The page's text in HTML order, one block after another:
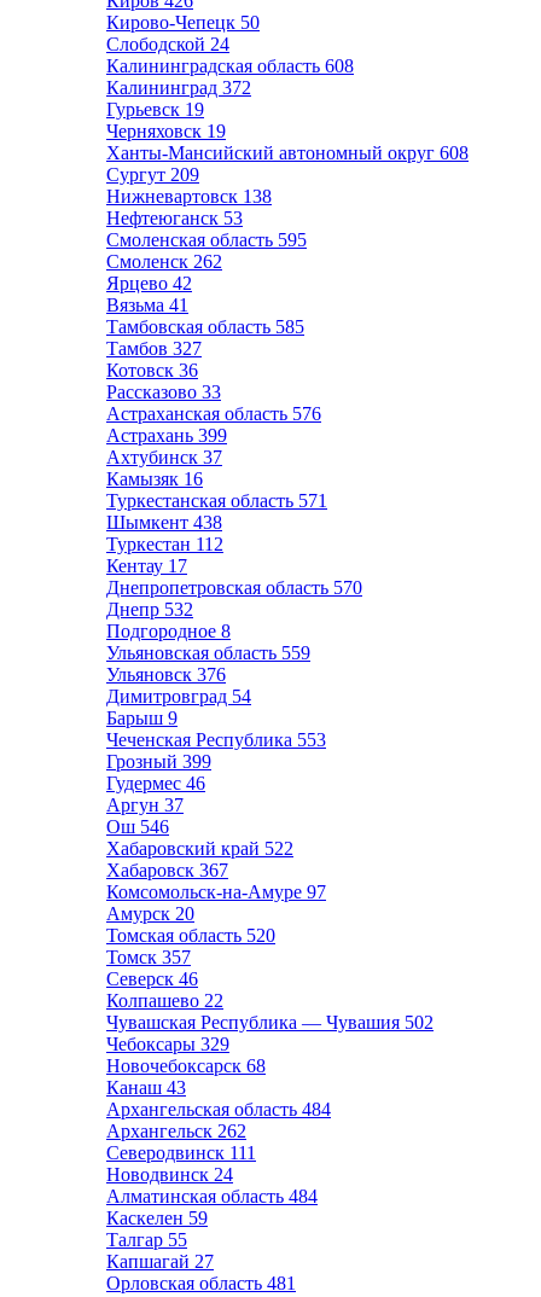
Кирово-Чепецк 50
Слободской 24
Калининградская область 608
Калининград 372
Гурьевск 19
Черняховск 19
Ханты-Мансийский автономный округ 608
Сургут 209
Нижневартовск 138
Нефтеюганск 53
Смоленская область 595
Смоленск 262
Ярцево 42
Вязьма 41
Тамбовская область 585
Тамбов 327
Котовск 36
Рассказово 33
Астраханская область 576
Астрахань 399
Ахтубинск 37
Камызяк 16
Туркестанская область 571
Шымкент 438
Туркестан 112
Кентау 17
Днепропетровская область 570
Днепр 532
Подгородное 8
Ульяновская область 559
Ульяновск 376
Димитровград 54
Барыш 9
Чеченская Республика 553
Грозный 399
Гудермес 46
Аргун 37
Ош 546
Хабаровский край 522
Хабаровск 367
Комсомольск-на-Амуре 97
Амурск 20
Томская область 520
Томск 357
Северск 46
Колпашево 22
Чувашская Республика — Чувашия 502
Чебоксары 329
Новочебоксарск 68
Канаш 43
Архангельская область 484
Архангельск 262
Северодвинск 111
Новодвинск 24
Алматинская область 484
Каскелен 59
Талгар 55
Капшагай 27
Орловская область 481